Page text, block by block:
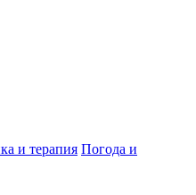
и терапия Погода и